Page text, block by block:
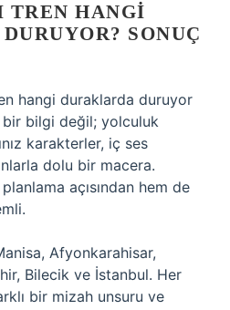
HANGI
SONUÇ
hangi duraklarda duruyor
bilgi değil; yolculuk
karakterler, iç ses
dolu bir macera.
açısından hem de
Afyonkarahisar,
Bilecik ve İstanbul. Her
bir mizah unsuru ve